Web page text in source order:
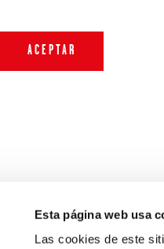
Esta página web usa
Las cookies de este